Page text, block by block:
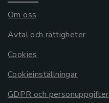
Om oss
Avtal och rättigheter
Cookies
Cookieinställningar
GDPR och personuppgifter